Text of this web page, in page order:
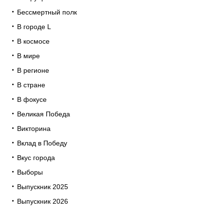
Бессмертный полк
В городе L
В космосе
В мире
В регионе
В стране
В фокусе
Великая Победа
Викторина
Вклад в Победу
Вкус города
Выборы
Выпускник 2025
Выпускник 2026